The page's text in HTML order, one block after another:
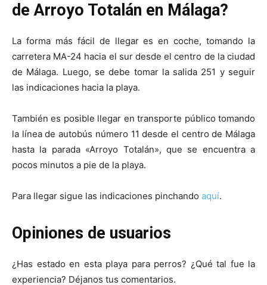
de Arroyo Totalán en Málaga?
La forma más fácil de llegar es en coche, tomando la
carretera MA-24 hacia el sur desde el centro de la ciudad
de Málaga. Luego, se debe tomar la salida 251 y seguir
las indicaciones hacia la playa.
También es posible llegar en transporte público tomando
la línea de autobús número 11 desde el centro de Málaga
hasta la parada «Arroyo Totalán», que se encuentra a
pocos minutos a pie de la playa.
Para llegar sigue las indicaciones pinchando aquí.
Opiniones de usuarios
¿Has estado en esta playa para perros? ¿Qué tal fue la
experiencia? Déjanos tus comentarios.